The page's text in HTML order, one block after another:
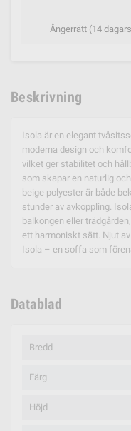
Ångerrätt (14
Beskrivning
Isola är en elegant
moderna design och
vilket ger stabilitet och
som skapar en naturlig
beige polyester är både
stunder av avkoppling.
balkongen eller
ett harmoniskt sätt. Njut
Isola – en soffa som
Datablad
Bredd
Färg
Höjd